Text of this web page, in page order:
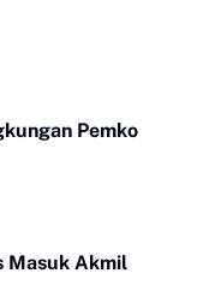
Pemko
Masuk Akmil